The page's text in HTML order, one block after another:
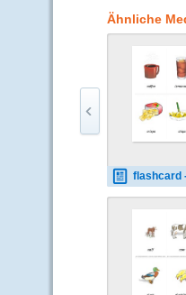
Ähnliche
flashcard - food-